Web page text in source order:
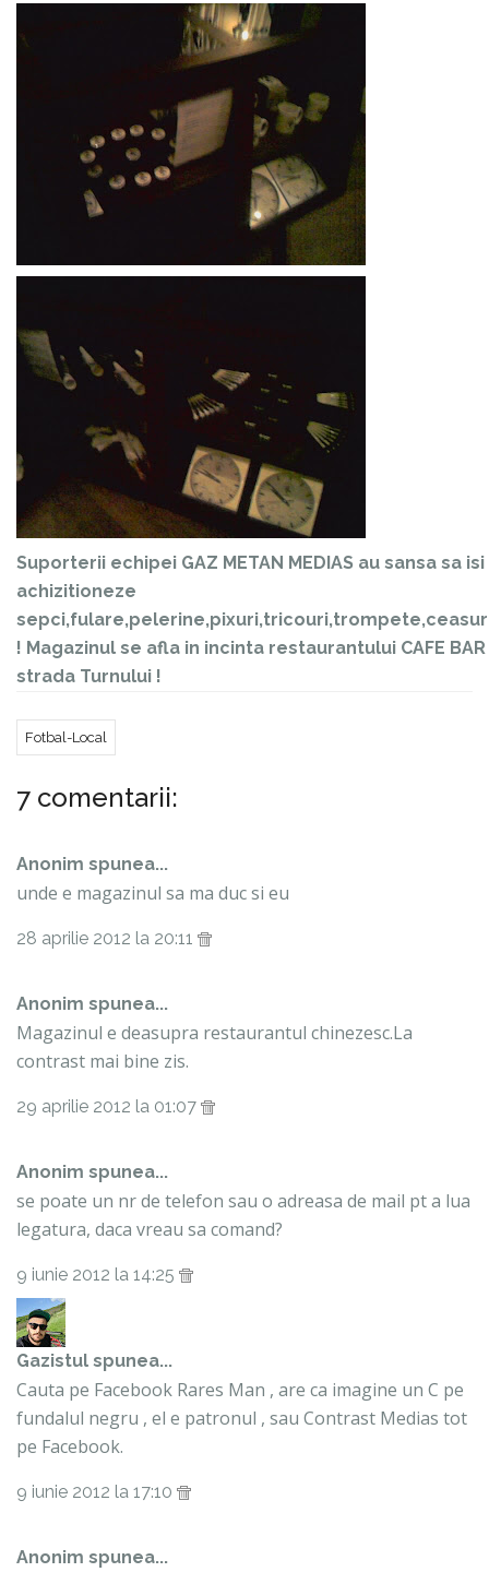
Suporterii echipei GAZ METAN MEDIAS au sansa sa isi
achizitioneze
! Magazinul se afla in incinta restaurantului CAFE
strada Turnului !
Fotbal-Local
7 comentarii:
Anonim spunea...
unde e magazinul sa ma duc si eu
28 aprilie 2012 la 20:11
Anonim spunea...
Magazinul e deasupra restaurantul chinezesc.La
contrast mai bine zis.
29 aprilie 2012 la 01:07
Anonim spunea...
se poate un nr de telefon sau o adreasa de mail pt a lua
legatura, daca vreau sa comand?
9 iunie 2012 la 14:25
Gazistul spunea...
Cauta pe Facebook Rares Man , are ca imagine un C pe
fundalul negru , el e patronul , sau Contrast Medias tot
pe Facebook.
9 iunie 2012 la 17:10
Anonim spunea...